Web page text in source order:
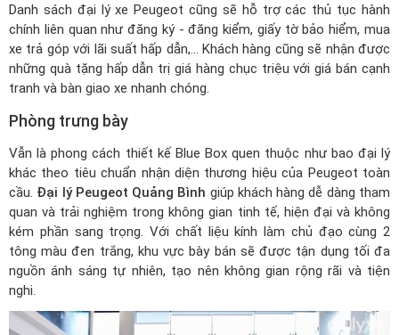
Danh sách đại lý xe Peugeot cũng sẽ hỗ trợ các thủ tục hành
chính liên quan như đăng ký - đăng kiểm, giấy tờ bảo hiểm, mua
xe trả góp với lãi suất hấp dẫn,... Khách hàng cũng sẽ nhận được
những quà tặng hấp dẫn trị giá hàng chục triệu với giá bán cạnh
tranh và bàn giao xe nhanh chóng.
Phòng trưng bày
Vẫn là phong cách thiết kế Blue Box quen thuộc như bao đại lý
khác theo tiêu chuẩn nhận diện thương hiệu của Peugeot toàn
cầu. Đại lý Peugeot Quảng Bình giúp khách hàng dễ dàng tham
quan và trải nghiệm trong không gian tinh tế, hiện đại và không
kém phần sang trọng. Với chất liệu kính làm chủ đạo cùng 2
tông màu đen trắng, khu vực bày bán sẽ được tận dụng tối đa
nguồn ánh sáng tự nhiên, tạo nên không gian rộng rãi và tiện
nghi.